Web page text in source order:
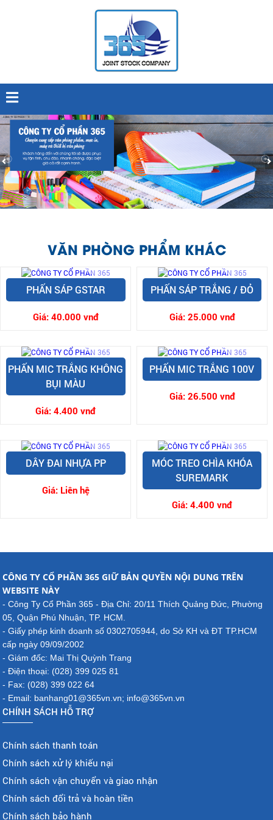
VĂN PHÒNG PHẨM KHÁC
PHẤN SÁP GSTAR
Giá: 40.000 vnđ
PHẤN SÁP TRẮNG / ĐỎ
Giá: 25.000 vnđ
PHẤN MIC TRẮNG KHÔNG
BỤI MÀU
Giá:4.400 vnđ
PHẤN MIC TRẮNG 100V
Giá: 26.500 vnđ
DÂY ĐAI NHỰA PP
Giá: Liên hệ
MÓC TREO CHÌA KHÓA
SUREMARK
Giá: 4.400 vnđ
CÔNG TY CỔ PHẦN 365 GIỮ BẢN QUYỀN NỘI DUNG TRÊN
WEBSITE NÀY
- Công Ty Cổ Phần 365 - Địa Chỉ: 20/11 Thích Quảng Đức, Phường
05, Quận Phú Nhuận, TP. HCM.
- Giấy phép kinh doanh số 0302705944, do Sở KH và ĐT TP.HCM
cấp ngày 09/09/2002
- Giám đốc: Mai Thị Quỳnh Trang
- Điện thoại: (028) 399 025 81
- Fax: (028) 399 022 64
- Email: banhang01@365vn.vn; info@365vn.vn
CHÍNH SÁCH HỖ TRỢ
Chính sách thanh toán
Chính sách xử lý khiếu nại
Chính sách vận chuyển và giao nhận
Chính sách đổi trả và hoàn tiền
Chính sách bảo hành